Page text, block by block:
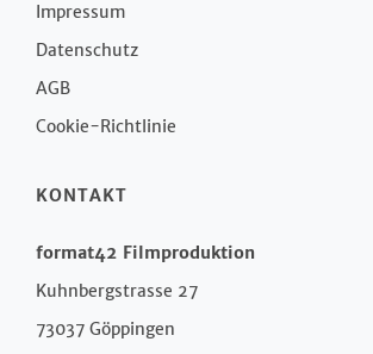
Impressum
Datenschutz
AGB
Cookie-Richtlinie
KONTAKT
format42 Filmproduktion
Kuhnbergstrasse 27
73037 Göppingen